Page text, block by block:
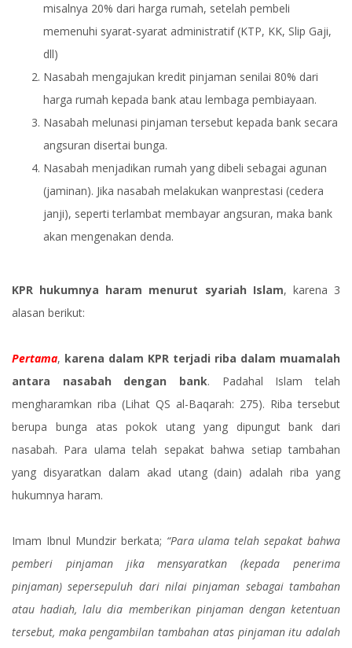
misalnya 20% dari harga rumah, setelah pembeli
memenuhi syarat-syarat administratif (KTP, KK, Slip Gaji,
dll)
Nasabah mengajukan kredit pinjaman senilai 80% dari
harga rumah kepada bank atau lembaga pembiayaan.
Nasabah melunasi pinjaman tersebut kepada bank secara
angsuran disertai bunga.
Nasabah menjadikan rumah yang dibeli sebagai agunan
(jaminan). Jika nasabah melakukan wanprestasi (cedera
janji), seperti terlambat membayar angsuran, maka bank
akan mengenakan denda.
KPR hukumnya haram menurut syariah Islam, karena 3
alasan berikut:
Pertama, karena dalam KPR terjadi riba dalam muamalah
antara nasabah dengan bank. Padahal Islam telah
mengharamkan riba (Lihat QS al-Baqarah: 275). Riba tersebut
berupa bunga atas pokok utang yang dipungut bank dari
nasabah. Para ulama telah sepakat bahwa setiap tambahan
yang disyaratkan dalam akad utang (dain) adalah riba yang
hukumnya haram.
Imam Ibnul Mundzir berkata; “Para ulama telah sepakat bahwa
pemberi pinjaman jika mensyaratkan (kepada penerima
pinjaman) sepersepuluh dari nilai pinjaman sebagai tambahan
atau hadiah, lalu dia memberikan pinjaman dengan ketentuan
tersebut, maka pengambilan tambahan atas pinjaman itu adalah